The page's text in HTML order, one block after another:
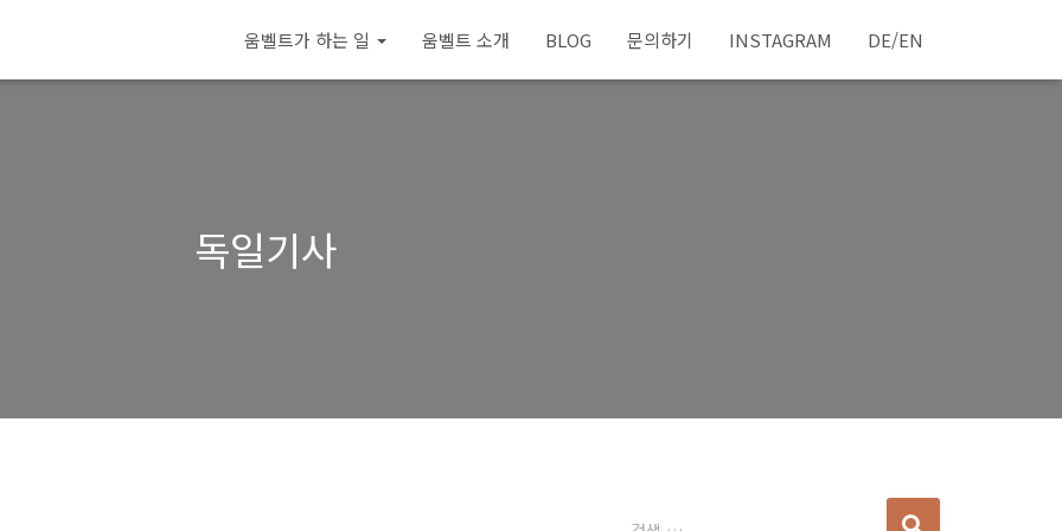
움벨트가 하는 일 움벨트 소개 BLOG 문의하기 INSTAGRAM DE/EN
독일기사
다